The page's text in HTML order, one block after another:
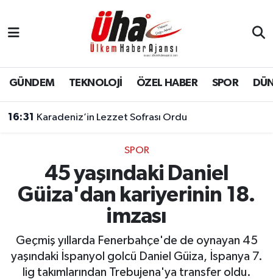
GÜNDEM TEKNOLOJİ ÖZEL HABER SPOR
16:31 Karadeniz’in Lezzet Sofrası Ordu
SPOR
45 yaşındaki Daniel
Güiza'dan kariyerinin 18.
imzası
Geçmiş yıllarda Fenerbahçe'de de oynayan 45
yaşındaki İspanyol golcü Daniel Güiza, İspanya 7.
lig takımlarından Trebujena'ya transfer oldu.
İstanbul Nöbetçi Eczaneler
İstanbul Hava Durumu
Süper Lig Puan Durumu ve Fikstür
Tüm Manşetler
Haber Arşivi